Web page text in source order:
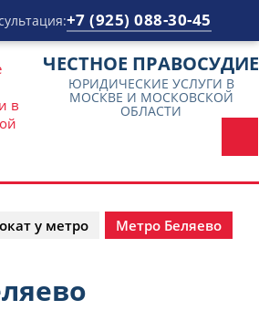
+7 (925) 088-30-45
ЧЕСТНОЕ ПРАВОСУДИЕ
ЮРИДИЧЕСКИЕ УСЛУГИ В
МОСКВЕ И МОСКОВСКОЙ
ОБЛАСТИ
у метро Метро Беляево